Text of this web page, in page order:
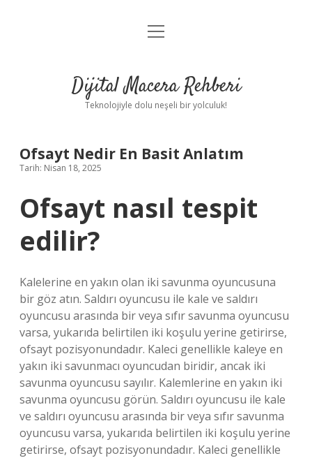
Anasayfa
Yasal Uyarı
menüyü
Dijital Macera Rehberi
Teknolojiyle dolu neşeli bir yolculuk!
Ofsayt Nedir En Basit Anlatım
Tarih: Nisan 18, 2025
Ofsayt nasıl tespit
edilir?
Kalelerine en yakın olan iki savunma oyuncusuna
bir göz atın. Saldırı oyuncusu ile kale ve saldırı
oyuncusu arasında bir veya sıfır savunma oyuncusu
varsa, yukarıda belirtilen iki koşulu yerine getirirse,
ofsayt pozisyonundadır. Kaleci genellikle kaleye en
yakın iki savunmacı oyuncudan biridir, ancak iki
savunma oyuncusu sayılır. Kalemlerine en yakın iki
savunma oyuncusu görün. Saldırı oyuncusu ile kale
ve saldırı oyuncusu arasında bir veya sıfır savunma
oyuncusu varsa, yukarıda belirtilen iki koşulu yerine
getirirse, ofsayt pozisyonundadır. Kaleci genellikle